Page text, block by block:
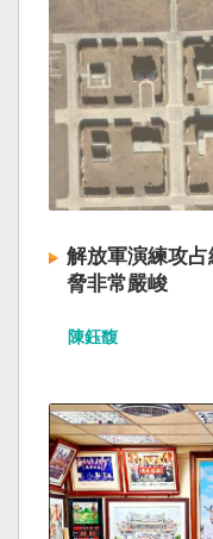
解放軍演練攻
脅非常嚴峻
陳鈺馥